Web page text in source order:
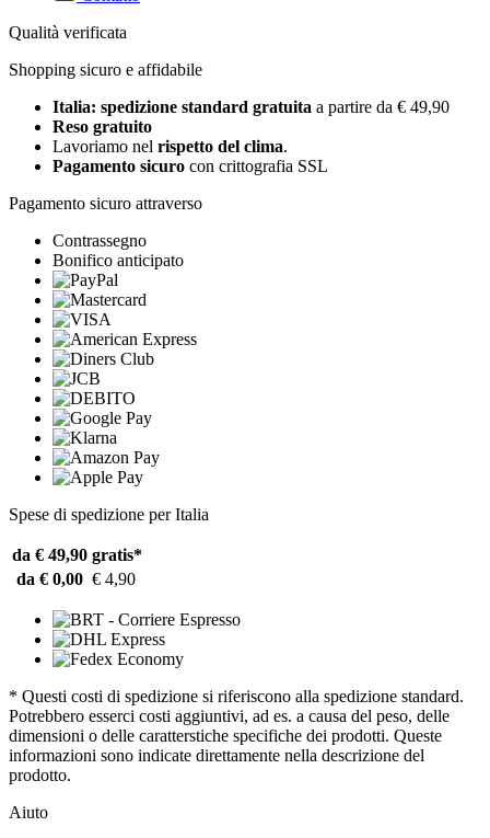
Qualità verificata
Shopping sicuro e affidabile
Italia: spedizione standard gratuita a partire da € 49,90
Reso gratuito
Lavoriamo nel rispetto del clima.
Pagamento sicuro con crittografia SSL
Pagamento sicuro attraverso
Contrassegno
Bonifico anticipato
Spese di spedizione per Italia
da € 49,90 gratis*
da € 0,00 € 4,90
* Questi costi di spedizione si riferiscono alla spedizione standard.
Potrebbero esserci costi aggiuntivi, ad es. a causa del peso, delle
dimensioni o delle caratterstiche specifiche dei prodotti. Queste
informazioni sono indicate direttamente nella descrizione del
prodotto.
Aiuto